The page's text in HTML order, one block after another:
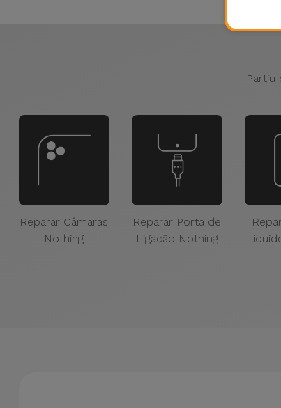
Partiu
Reparar Câmaras
Nothing
Reparar Porta de
Ligação Nothing